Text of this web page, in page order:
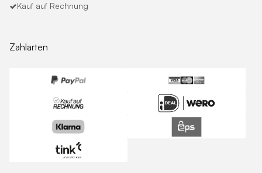
Kauf auf Rechnung
Zahlarten